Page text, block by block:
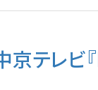
京テレビ